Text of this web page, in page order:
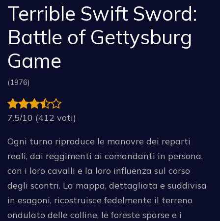
Terrible Swift Sword:
Battle of Gettysburg
Game
(1976)
7.5/10 (412 voti)
Ogni turno riproduce le manovre dei reparti
reali, dai reggimenti ai comandanti in persona,
con i loro cavalli e la loro influenza sul corso
degli scontri. La mappa, dettagliata e suddivisa
in esagoni, ricostruisce fedelmente il terreno
ondulato delle colline, le foreste sparse e i